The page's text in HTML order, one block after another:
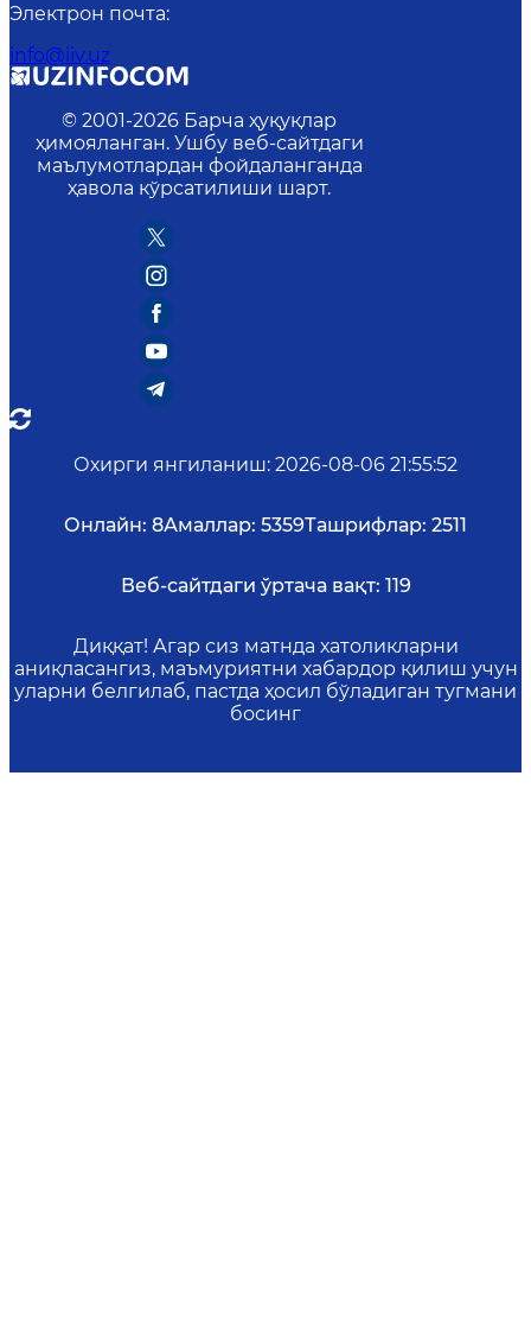
Электрон почта:
info@iiv.uz
© 2001-2026 Барча ҳуқуқлар
ҳимояланган. Ушбу веб-сайтдаги
маълумотлардан фойдаланганда
ҳавола кўрсатилиши шарт.
Охирги янгиланиш: 2026-08-06 21:55:52
Онлайн: 8Амаллар: 5359Ташрифлар: 2511
Веб-сайтдаги ўртача вақт: 119
Диққат! Агар сиз матнда хатоликларни
аниқласангиз, маъмуриятни хабардор қилиш учун
уларни белгилаб, пастда ҳосил бўладиган тугмани
босинг